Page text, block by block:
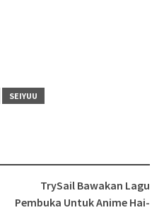
SEIYUU
TrySail Bawakan Lagu
Pembuka Untuk Anime Hai-